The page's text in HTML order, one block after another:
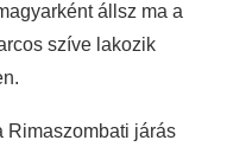
állsz ma a
szíve lakozik
Rimaszombati járás